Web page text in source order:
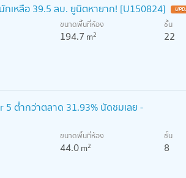
เหลือ 39.5 ลบ. ยูนิตหายาก! [U150824]
ขนาดพื้นที่ห้อง
194.7 m2
ชั้น
22
5 ต่ำกว่าตลาด 31.93% นัดชมเลย -
ขนาดพื้นที่ห้อง
44.0m2
ชั้น
8